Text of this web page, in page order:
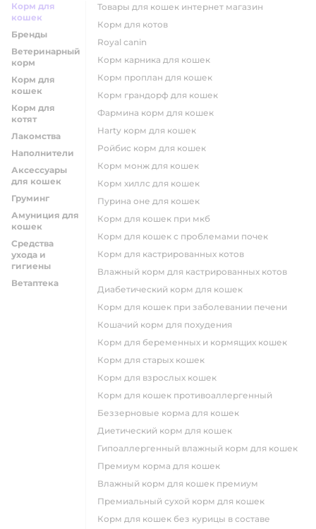
Корм для
кошек
Бренды
Ветеринарный
корм
Корм для
кошек
Корм для
котят
Лакомства
Наполнители
Аксессуары
для кошек
Груминг
Амуниция для
кошек
Средства
ухода и
гигиены
Ветаптека
товары для кошек интернет магазин
корм для котов
royal canin
корм карника для кошек
корм проплан для кошек
корм грандорф для кошек
фармина корм для кошек
harty корм для кошек
ройбис корм для кошек
корм монж для кошек
корм хиллс для кошек
пурина оне для кошек
корм для кошек при мкб
корм для кошек с проблемами почек
Корм для кастрированных котов
влажный корм для кастрированных котов
диабетический корм для кошек
корм для кошек при заболевании печени
кошачий корм для похудения
корм для беременных и кормящих кошек
корм для старых кошек
корм для взрослых кошек
корм для кошек противоаллергенный
беззерновые корма для кошек
диетический корм для кошек
гипоаллергенный влажный корм для кошек
премиум корма для кошек
влажный корм для кошек премиум
премиальный сухой корм для кошек
корм для кошек без курицы в составе